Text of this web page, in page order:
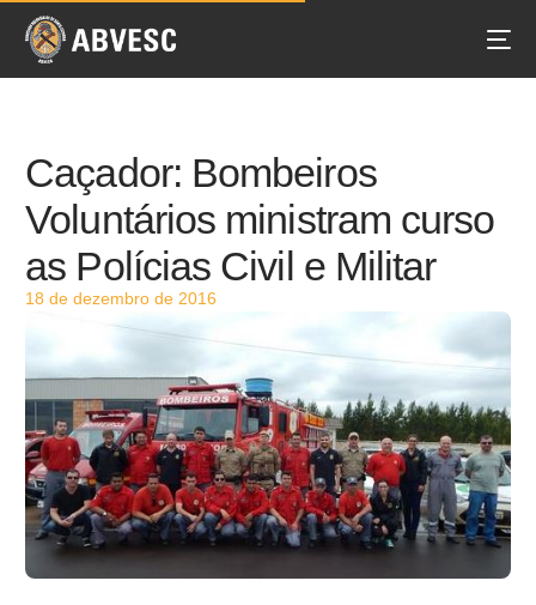
Caçador: Bombeiros
Voluntários ministram curso
as Polícias Civil e Militar
18 de dezembro de 2016